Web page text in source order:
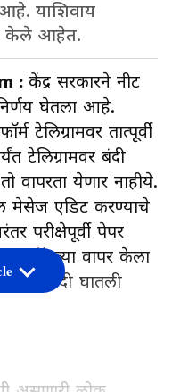
आहे. याशिवाय
केले आहेत.
: केंद्र सरकारने नीट
घेतला आहे.
टेलिग्रामवर तात्पूर्वी
टेलिग्रामवर बंदी
वापरता येणार नाहीये.
मेसेज एडिट करण्याचे
परीक्षेपूर्वी पेपर
अ‍ॅपच्या वापर केला
बंदी घातली